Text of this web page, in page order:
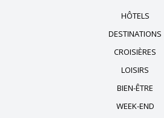
HÔTELS
DESTINATIONS
CROISIÈRES
LOISIRS
BIEN-ÊTRE
WEEK-END